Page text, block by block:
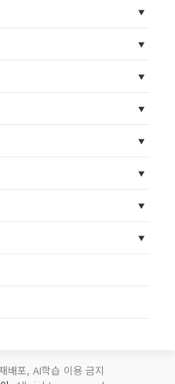
배포, AI학습 이용 금지